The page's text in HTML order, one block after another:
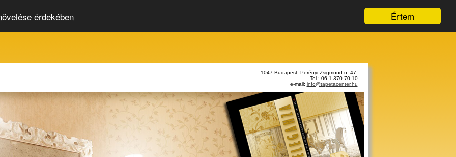
Értem
érdekében
1047 Budapest, Perényi Zsigmond u. 47.
Tel.: 06-1-370-70-10
e-mail: info@tapetacenter.hu